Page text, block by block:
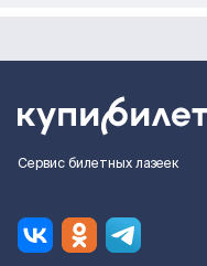
Сервис билетных лазеек